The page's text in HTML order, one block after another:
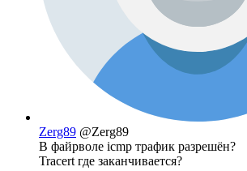
Zerg89 @Zerg89
В файрволе icmp трафик разрешён?
Tracert где заканчивается?